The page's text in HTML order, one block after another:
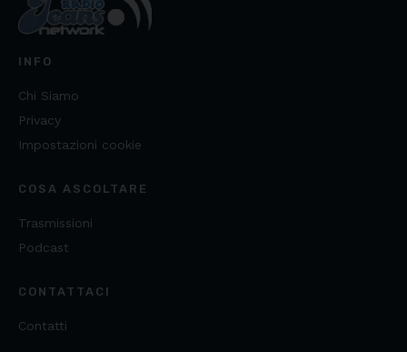
INFO
Chi Siamo
Privacy
Impostazioni cookie
COSA ASCOLTARE
Trasmissioni
Podcast
CONTATTACI
Contatti